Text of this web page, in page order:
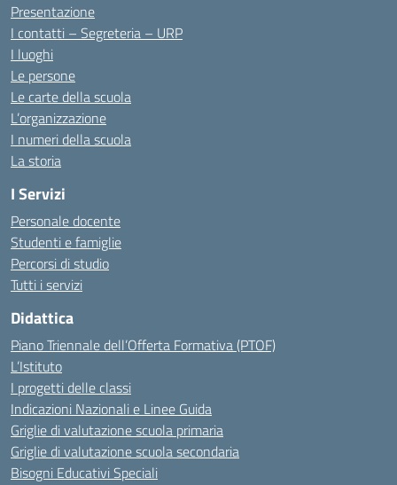
Presentazione
I contatti – Segreteria – URP
I luoghi
Le persone
Le carte della scuola
L’organizzazione
I numeri della scuola
La storia
I Servizi
Personale docente
Studenti e famiglie
Percorsi di studio
Tutti i servizi
Didattica
Piano Triennale dell’Offerta Formativa (PTOF)
L’Istituto
I progetti delle classi
Indicazioni Nazionali e Linee Guida
Griglie di valutazione scuola primaria
Griglie di valutazione scuola secondaria
Bisogni Educativi Speciali